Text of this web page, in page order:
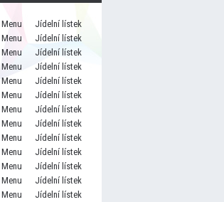
Menu
Jídelní lístek
Menu
Jídelní lístek
Menu
Jídelní lístek
Menu
Jídelní lístek
Menu
Jídelní lístek
Menu
Jídelní lístek
Menu
Jídelní lístek
Menu
Jídelní lístek
Menu
Jídelní lístek
Menu
Jídelní lístek
Menu
Jídelní lístek
Menu
Jídelní lístek
Menu Jídelní lístek